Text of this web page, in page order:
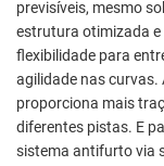
previsíveis, mesmo
estrutura otimizada e
flexibilidade para
agilidade nas curvas.
proporciona mais
diferentes pistas. E
sistema antifurto via